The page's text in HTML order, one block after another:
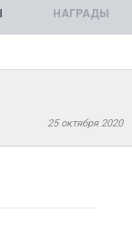
НАГРАДЫ
25 октября 2020